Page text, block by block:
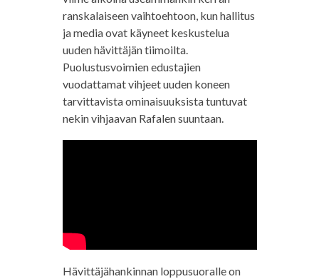
ranskalaiseen vaihtoehtoon, kun hallitus
ja media ovat käyneet keskustelua
uuden hävittäjän tiimoilta.
Puolustusvoimien edustajien
vuodattamat vihjeet uuden koneen
tarvittavista ominaisuuksista tuntuvat
nekin vihjaavan Rafalen suuntaan.
Hävittäjähankinnan loppusuoralle on